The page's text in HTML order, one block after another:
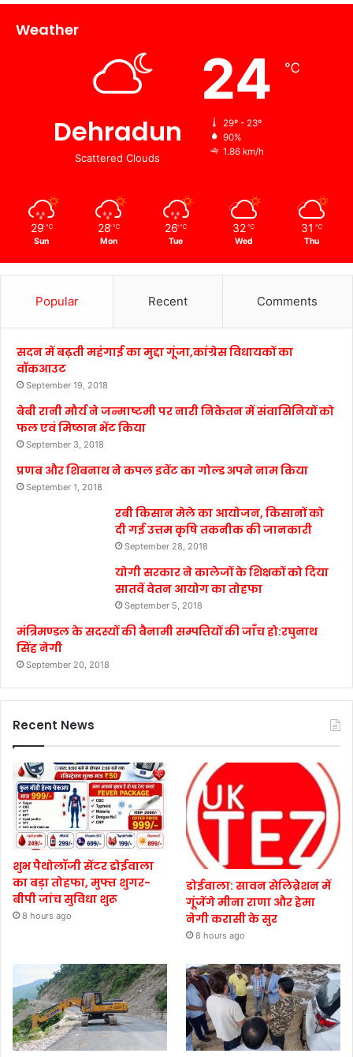
Weather
Dehradun
Scattered Clouds
24 ℃
29º - 23º
90%
1.86 km/h
29 ℃
Sun
28 ℃
Mon
26 ℃
Tue
32 ℃
Wed
31 ℃
Thu
Popular Recent Comments
सदन में बढ़ती महंगाई का मुद्दा गूंजा,कांग्रेस विधायकों का
वॉकआउट
September 19, 2018
बेबी रानी मौर्य ने जन्माष्टमी पर नारी निकेतन में संवासिनियों को
फल एवं मिष्ठान भेंट किया
September 3, 2018
प्रणब और शिबनाथ ने कपल इवेंट का गोल्ड अपने नाम किया
September 1, 2018
रबी किसान मेले का आयोजन, किसानों को
दी गई उत्तम कृषि तकनीक की जानकारी
September 28, 2018
योगी सरकार ने कालेजों के शिक्षकों को दिया
सातवें वेतन आयोग का तोहफा
September 5, 2018
मंत्रिमण्डल के सदस्यों की बैनामी सम्पत्तियों की जाँच हो:रघुनाथ
सिंह नेगी
September 20, 2018
Recent News
शुभ पैथोलॉजी सेंटर डोईवाला
का बड़ा तोहफा, मुफ्त शुगर-
बीपी जांच सुविधा शुरू
8 hours ago
डोईवाला: सावन सेलिब्रेशन में
गूंजेंगे मीना राणा और हेमा
नेगी करासी के सुर
8 hours ago